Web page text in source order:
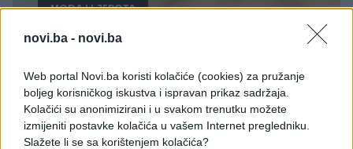
novi.ba - novi.ba
Web portal Novi.ba koristi kolačiće (cookies) za pružanje
boljeg korisničkog iskustva i ispravan prikaz sadržaja.
Kolačići su anonimizirani i u svakom trenutku možete
izmijeniti postavke kolačića u vašem Internet pregledniku.
Slažete li se sa korištenjem kolačića?
MODA I LJEPOTA
Grudnjak koji prkosi gravitaciji: Sve su djevojke
poludjele za njim, a kada ga vidite bit će vam
jasno i zašto (VIDEO)
Saznaj više